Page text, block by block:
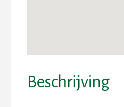
Beschrijving